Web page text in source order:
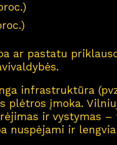
ar pastatu
infrastruktūra
įmoka.
ir vystymas
nuspėjami ir